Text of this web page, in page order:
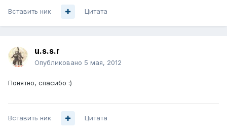
Вставить ник Цитата
u.s.s.r
Опубликовано 5 мая, 2012
Понятно, спасибо :)
Вставить ник Цитата